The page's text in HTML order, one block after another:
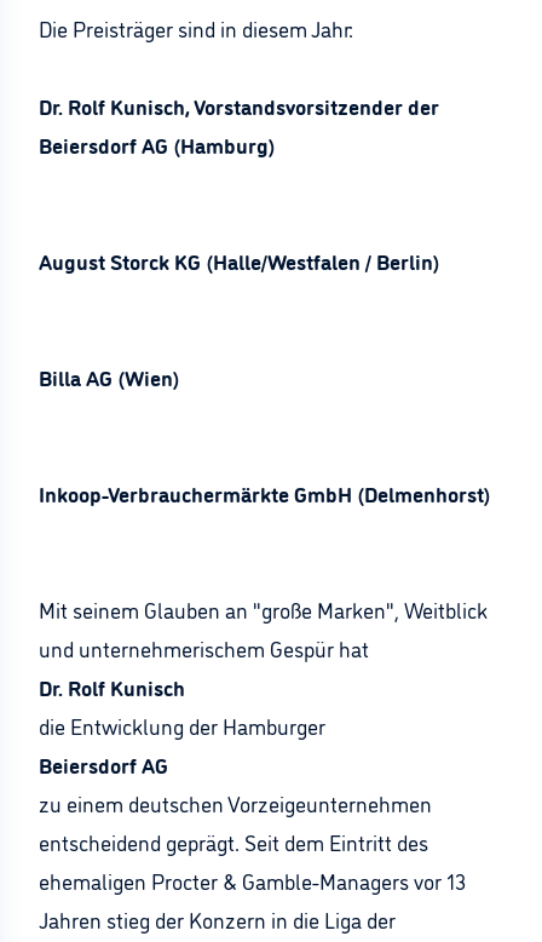
Die Preisträger sind in diesem Jahr:
Dr. Rolf Kunisch, Vorstandsvorsitzender der
Beiersdorf AG (Hamburg)
August Storck KG (Halle/Westfalen / Berlin)
Billa AG (Wien)
Inkoop-Verbrauchermärkte GmbH (Delmenhorst)
Mit seinem Glauben an "große Marken", Weitblick
und unternehmerischem Gespür hat
Dr. Rolf Kunisch
die Entwicklung der Hamburger
Beiersdorf AG
zu einem deutschen Vorzeigeunternehmen
entscheidend geprägt. Seit dem Eintritt des
ehemaligen Procter & Gamble-Managers vor 13
Jahren stieg der Konzern in die Liga der